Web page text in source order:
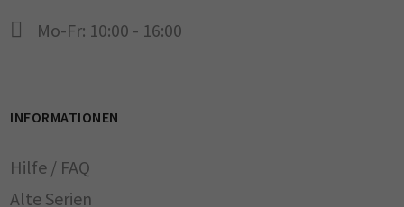
Mo-Fr: 10:00 - 16:00
INFORMATIONEN
Hilfe / FAQ
Alte Serien